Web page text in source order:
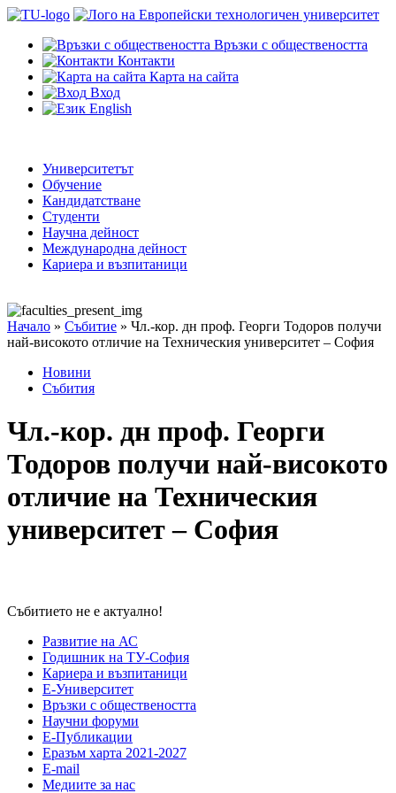
Връзки с обществеността
Контакти
Карта на сайта
Вход
English
Университетът
Обучение
Кандидатстване
Студенти
Научна дейност
Международна дейност
Кариера и възпитаници
Начало » Събитие » Чл.-кор. дн проф. Георги Тодоров получи
най-високото отличие на Техническия университет – София
Новини
Събития
Чл.-кор. дн проф. Георги
Тодоров получи най-високото
отличие на Техническия
университет – София
Събитието не е актуално!
Развитие на АС
Годишник на ТУ-София
Кариера и възпитаници
Е-Университет
Връзки с обществеността
Научни форуми
Е-Публикации
Еразъм харта 2021-2027
E-mail
Медиите за нас